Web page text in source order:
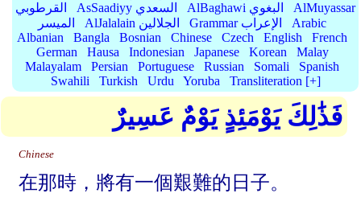
القرطوبي
AsSaadiyy السعدي AlBaghawi البغوي
AlMuyassar
الميسر
AlJalalain الجلالين Grammar الإعراب
Arabic
Albanian
Bangla Bosnian Chinese Czech English
French
German
Hausa Indonesian Japanese Korean
Malay
Malayalam
Persian Portuguese Russian Somali
Spanish
Swahili
Turkish Urdu Yoruba Transliteration [+]
فَذَٰلِكَ يَوْمَئِذٍ يَوْمٌ عَسِيرٌ
Chinese
在那時，將有一個艱難的日子。